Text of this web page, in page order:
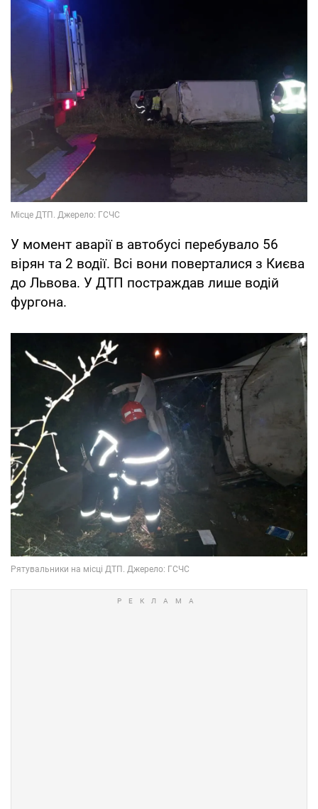
У момент аварії в автобусі перебувало 56
вірян та 2 водії. Всі вони поверталися з Києва
до Львова. У ДТП постраждав лише водій
фургона.